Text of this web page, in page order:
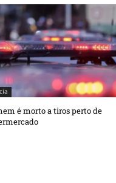
é morto a tiros perto de